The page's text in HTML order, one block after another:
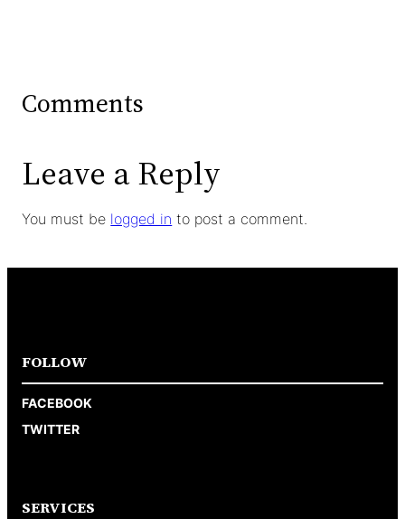
Comments
Leave a Reply
You must be logged in to post a comment.
FOLLOW
FACEBOOK
TWITTER
SERVICES